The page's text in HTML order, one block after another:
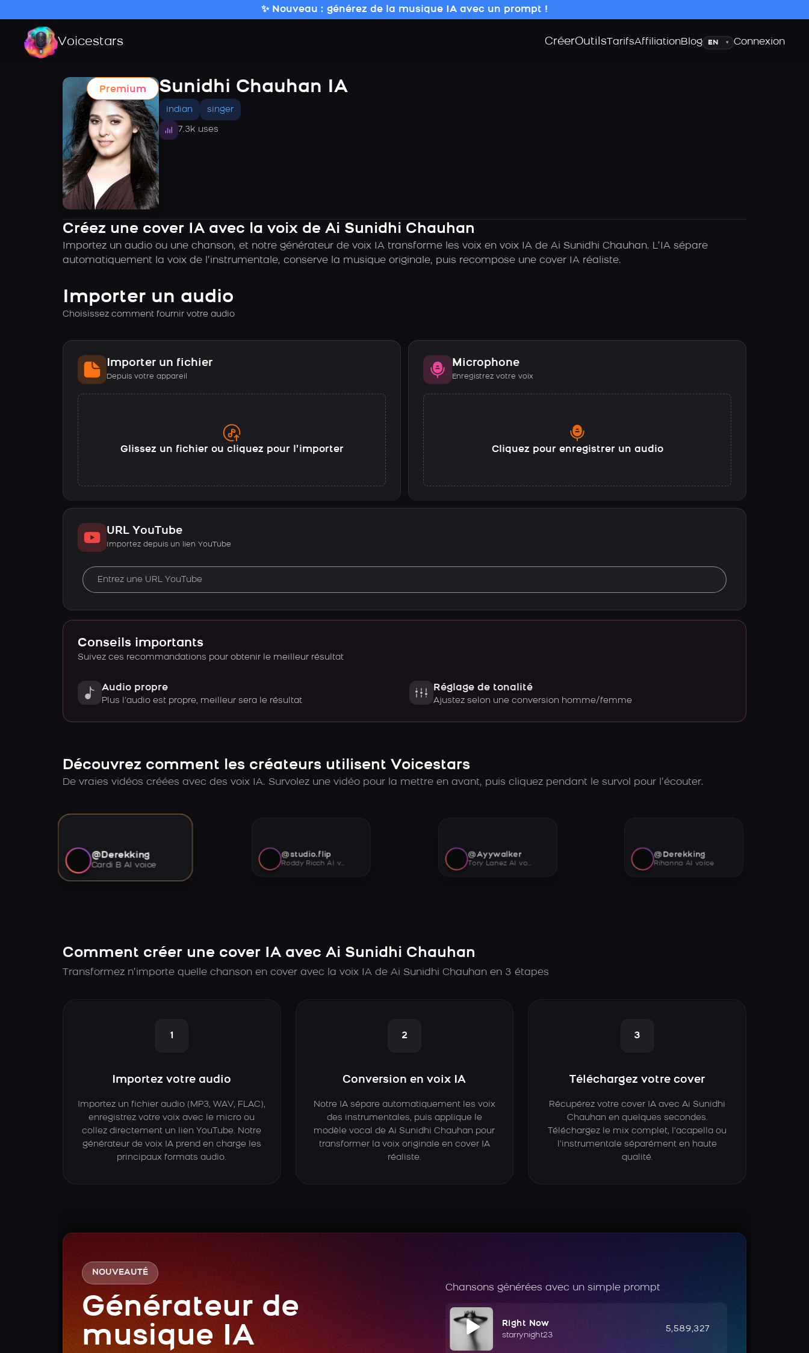
✨ Nouveau : générez de la musique IA avec un prompt !
Voicestars CréerOutils TarifsAffiliationBlogLangue
▾ Connexion
Premium Sunidhi Chauhan IA
indian singer
7.3k uses
Créez une cover IA avec la voix de Ai Sunidhi Chauhan
Importez un audio ou une chanson, et notre générateur de voix IA transforme les voix en voix IA de Ai Sunidhi Chauhan. L’IA sépare
automatiquement la voix de l’instrumentale, conserve la musique originale, puis recompose une cover IA réaliste.
Importer un audio
Choisissez comment fournir votre audio
Importer un fichier
Depuis votre appareil
Glissez un fichier ou cliquez pour l’importer
Microphone
Enregistrez votre voix
Cliquez pour enregistrer un audio
URL YouTube
Importez depuis un lien YouTube
Conseils importants
Suivez ces recommandations pour obtenir le meilleur résultat
Audio propre
Plus l’audio est propre, meilleur sera le résultat
Réglage de tonalité
Ajustez selon une conversion homme/femme
Découvrez comment les créateurs utilisent Voicestars
De vraies vidéos créées avec des voix IA. Survolez une vidéo pour la mettre en avant, puis cliquez pendant le survol pour l’écouter.
@Derekking
Cardi B AI voice
@studio.flip
Roddy Ricch AI voice
@Ayywalker
Tory Lanez AI voice
@Derekking
Rihanna AI voice
Comment créer une cover IA avec Ai Sunidhi Chauhan
Transformez n’importe quelle chanson en cover avec la voix IA de Ai Sunidhi Chauhan en 3 étapes
1
Importez votre audio
Importez un fichier audio (MP3, WAV, FLAC),
enregistrez votre voix avec le micro ou
collez directement un lien YouTube. Notre
générateur de voix IA prend en charge les
principaux formats audio.
2
Conversion en voix IA
Notre IA sépare automatiquement les voix
des instrumentales, puis applique le
modèle vocal de Ai Sunidhi Chauhan pour
transformer la voix originale en cover IA
réaliste.
3
Téléchargez votre cover
Récupérez votre cover IA avec Ai Sunidhi
Chauhan en quelques secondes.
Téléchargez le mix complet, l’acapella ou
l’instrumentale séparément en haute
qualité.
NOUVEAUTÉ
Générateur de
musique IA
Chansons générées avec un simple prompt
Right Now
starrynight23
5,589,327